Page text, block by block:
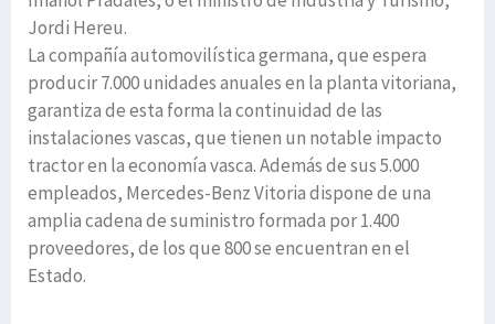
Jordi Hereu.
La compañía automovilística germana, que espera
producir 7.000 unidades anuales en la planta vitoriana,
garantiza de esta forma la continuidad de las
instalaciones vascas, que tienen un notable impacto
tractor en la economía vasca. Además de sus 5.000
empleados, Mercedes-Benz Vitoria dispone de una
amplia cadena de suministro formada por 1.400
proveedores, de los que 800 se encuentran en el
Estado.